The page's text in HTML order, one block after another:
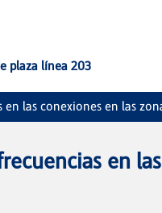
plaza línea 203
las conexiones en las
en